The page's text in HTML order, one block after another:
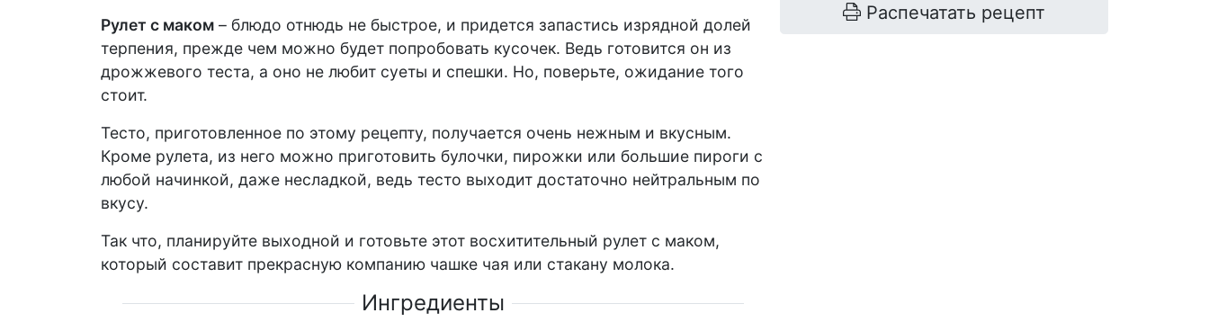
Рулет с маком – блюдо отнюдь не быстрое, и придется запастись изрядной долей
терпения, прежде чем можно будет попробовать кусочек. Ведь готовится он из
дрожжевого теста, а оно не любит суеты и спешки. Но, поверьте, ожидание того
стоит.
Тесто, приготовленное по этому рецепту, получается очень нежным и вкусным.
Кроме рулета, из него можно приготовить булочки, пирожки или большие пироги с
любой начинкой, даже несладкой, ведь тесто выходит достаточно нейтральным по
вкусу.
Так что, планируйте выходной и готовьте этот восхитительный рулет с маком,
который составит прекрасную компанию чашке чая или стакану молока.
Ингредиенты
Распечатать рецепт